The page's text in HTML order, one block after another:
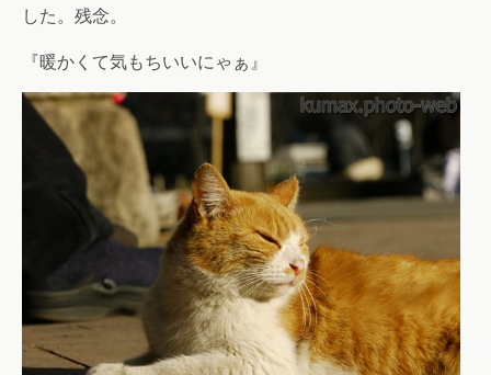
した。残念。
『暖かくて気もちいいにゃぁ』